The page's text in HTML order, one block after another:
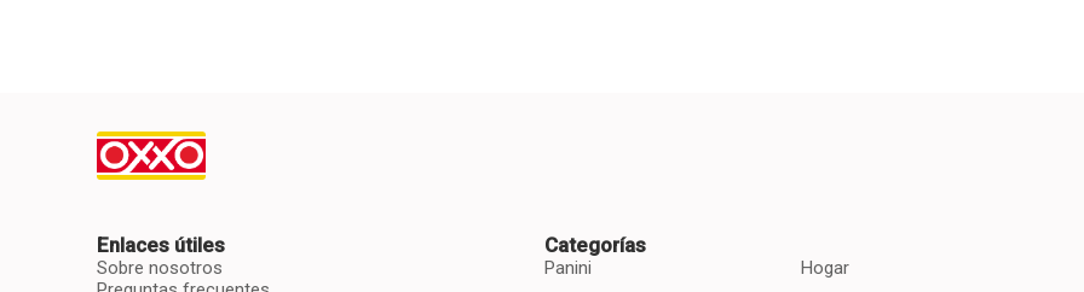
Enlaces útiles
Sobre nosotros
Categorías
Panini Hogar